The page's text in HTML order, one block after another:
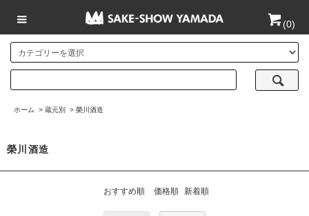
(0)
ホーム > 蔵元別 > 榮川酒造
榮川酒造
おすすめ順 価格順 新着順